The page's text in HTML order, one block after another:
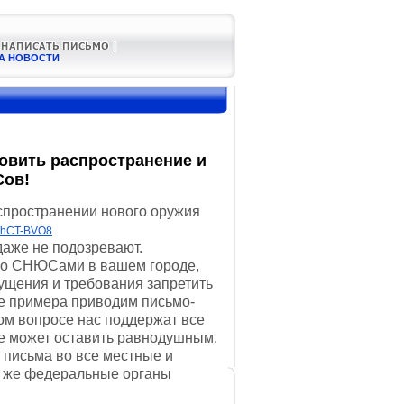
НОВОСТИ
распространение и
нового оружия
BVO8
не подозревают.
СНЮСами в вашем городе,
и требования запретить
примера приводим письмо-
вопросе нас поддержат все
может оставить равнодушным.
во все местные и
же федеральные органы